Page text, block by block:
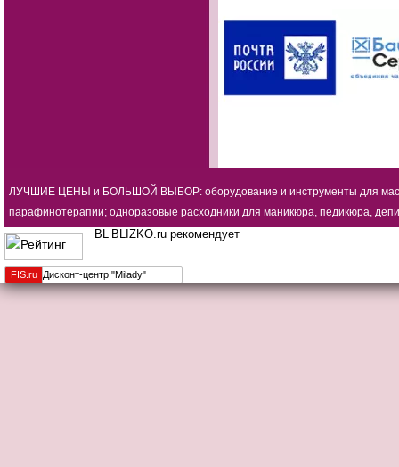
ЛУЧШИЕ ЦЕНЫ и БОЛЬШОЙ ВЫБОР: оборудование и инструменты для
парафинотерапии; одноразовые расходники для маникюра, педикюра,
BLIZKO.ru рекомендует
FIS.ru Дисконт-центр "Milady"